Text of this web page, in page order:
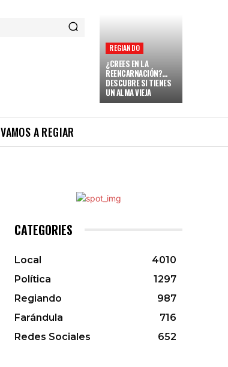
REGIANDO
¿CREES EN LA
REENCARNACIÓN?…
DESCUBRE SI TIENES
UN ALMA VIEJA
VAMOS A REGIAR
CATEGORIES
Local
4010
Política
1297
Regiando
987
Farándula
716
Redes Sociales
652